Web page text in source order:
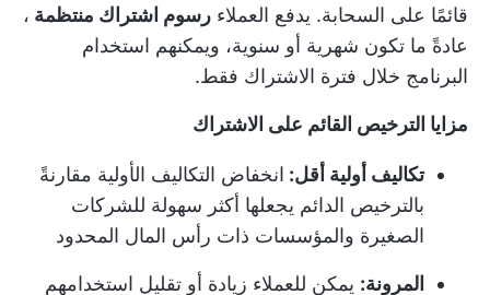
قائمًا على السحابة. يدفع العملاء رسوم اشتراك منتظمة ،
عادةً ما تكون شهرية أو سنوية، ويمكنهم استخدام
البرنامج خلال فترة الاشتراك فقط.
مزايا الترخيص القائم على الاشتراك
تكاليف أولية أقل: انخفاض التكاليف الأولية مقارنةً
بالترخيص الدائم يجعلها أكثر سهولة للشركات
الصغيرة والمؤسسات ذات رأس المال المحدود
المرونة: يمكن للعملاء زيادة أو تقليل استخدامهم